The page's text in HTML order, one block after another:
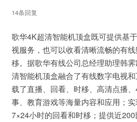
14条回复
歌华4K超清智能机顶盒既可提供基
视服务，也可以收看清晰流畅的有
移。据歌华有线公司总经理助理韩
清智能机顶盒融合了有线数字电视
载了直播、回看、时移、高清点播
事、教育游戏等海量内容和应用；
7×24小时的回看和时移；提供近